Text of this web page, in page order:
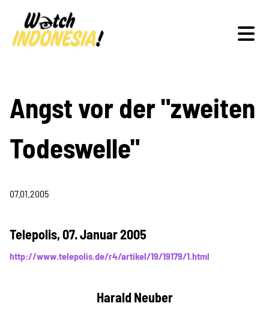
Schwerpunkte
Veranstaltungen
Publikationen
Angst vor der "zweiten
Todeswelle"
07.01.2005
Telepolis, 07. Januar 2005
http://www.telepolis.de/r4/artikel/19/19179/1.html
Harald Neuber